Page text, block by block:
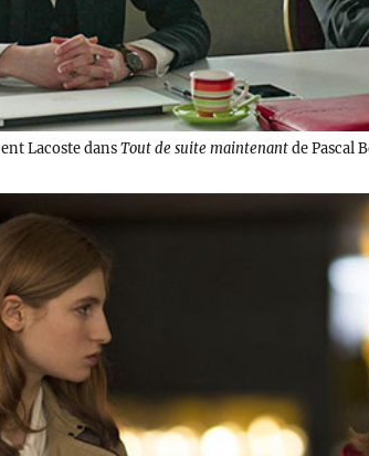
Lacoste dansTout de suite maintenantde Pascal